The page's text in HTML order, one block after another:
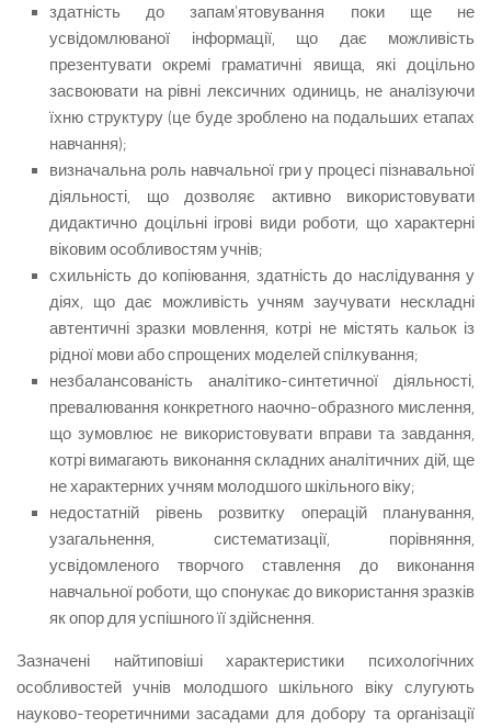
здатність до запам’ятовування поки ще не
усвідомлюваної інформації, що дає можливість
презентувати окремі граматичні явища, які доцільно
засвоювати на рівні лексичних одиниць, не аналізуючи
їхню структуру (це буде зроблено на подальших етапах
навчання);
визначальна роль навчальної гри у процесі пізнавальної
діяльності, що дозволяє активно використовувати
дидактично доцільні ігрові види роботи, що характерні
віковим особливостям учнів;
схильність до копіювання, здатність до наслідування у
діях, що дає можливість учням заучувати нескладні
автентичні зразки мовлення, котрі не містять кальок із
рідної мови або спрощених моделей спілкування;
незбалансованість аналітико-синтетичної діяльності,
превалювання конкретного наочно-образного мислення,
що зумовлює не використовувати вправи та завдання,
котрі вимагають виконання складних аналітичних дій, ще
не характерних учням молодшого шкільного віку;
недостатній рівень розвитку операцій планування,
узагальнення, систематизації, порівняння,
усвідомленого творчого ставлення до виконання
навчальної роботи, що спонукає до використання зразків
як опор для успішного її здійснення.
Зазначені найтиповіші характеристики психологічних
особливостей учнів молодшого шкільного віку слугують
науково-теоретичними засадами для добору та організації